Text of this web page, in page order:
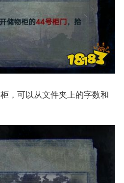
，可以从文件夹上的字数和